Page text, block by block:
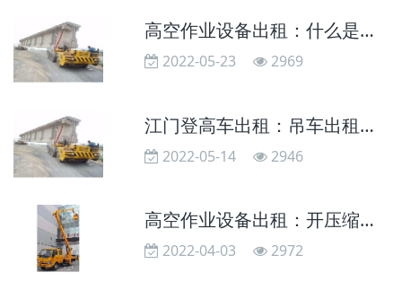
高空作业设备出租：什么是斜拉桥
2022-05-23 2969
江门登高车出租：吊车出租液压缸工作不稳定的原因
2022-05-14 2946
高空作业设备出租：开压缩车时为什么要踩着离合打火
2022-04-03 2972